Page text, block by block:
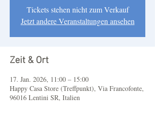
Tickets stehen nicht zum Verkauf
Jetzt andere Veranstaltungen ansehen
Zeit & Ort
17. Jan. 2026, 11:00 – 15:00
Happy Casa Store (Treffpunkt), Via Francofonte,
96016 Lentini SR, Italien